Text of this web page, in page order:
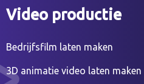
Video productie
Bedrijfsfilm laten maken
3D animatie video laten maken